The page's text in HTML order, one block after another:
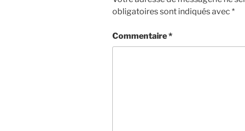
obligatoires sont indiqués avec *
Commentaire*